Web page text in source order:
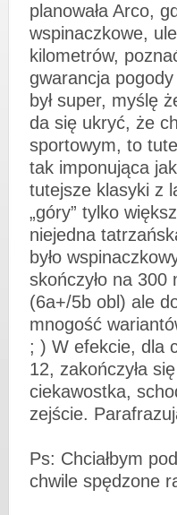
planowała Arco,
wspinaczkowe,
kilometrów,
gwarancja
był super, myślę
da się ukryć, że
sportowym, to
tak imponująca
tutejsze klasyki z
„góry” tylko
niejedna
było
skończyło na
(6a+/5b obl) ale
mnogość
; ) W efekcie, dla
12, zakończyła
ciekawostka,
zejście.
Ps: Chciałbym
chwile spędzone